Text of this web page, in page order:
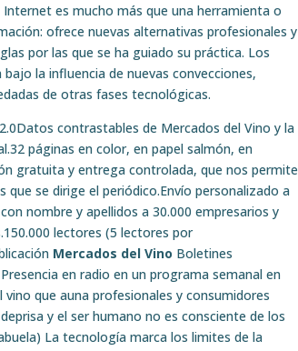
es mucho más que una herramienta o
ofrece nuevas alternativas profesionales y
por las que se ha guiado su práctica. Los
la influencia de nuevas convecciones,
de otras fases tecnológicas.
contrastables de Mercados del Vino y la
páginas en color, en papel salmón, en
gratuita y entrega controlada, que nos permite
se dirige el periódico.Envío personalizado a
nombre y apellidos a 30.000 empresarios y
lectores (5 lectores por
Mercados del Vino Boletines
en radio en un programa semanal en
que auna profesionales y consumidores
y el ser humano no es consciente de los
La tecnología marca los limites de la